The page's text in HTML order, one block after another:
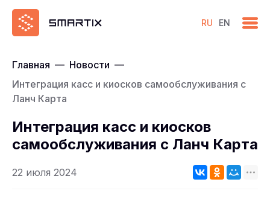
RU EN
Главная — Новости —
Интеграция касс и киосков самообслуживания с
Ланч Карта
Интеграция касс и киосков
самообслуживания с Ланч Карта
22 июля 2024